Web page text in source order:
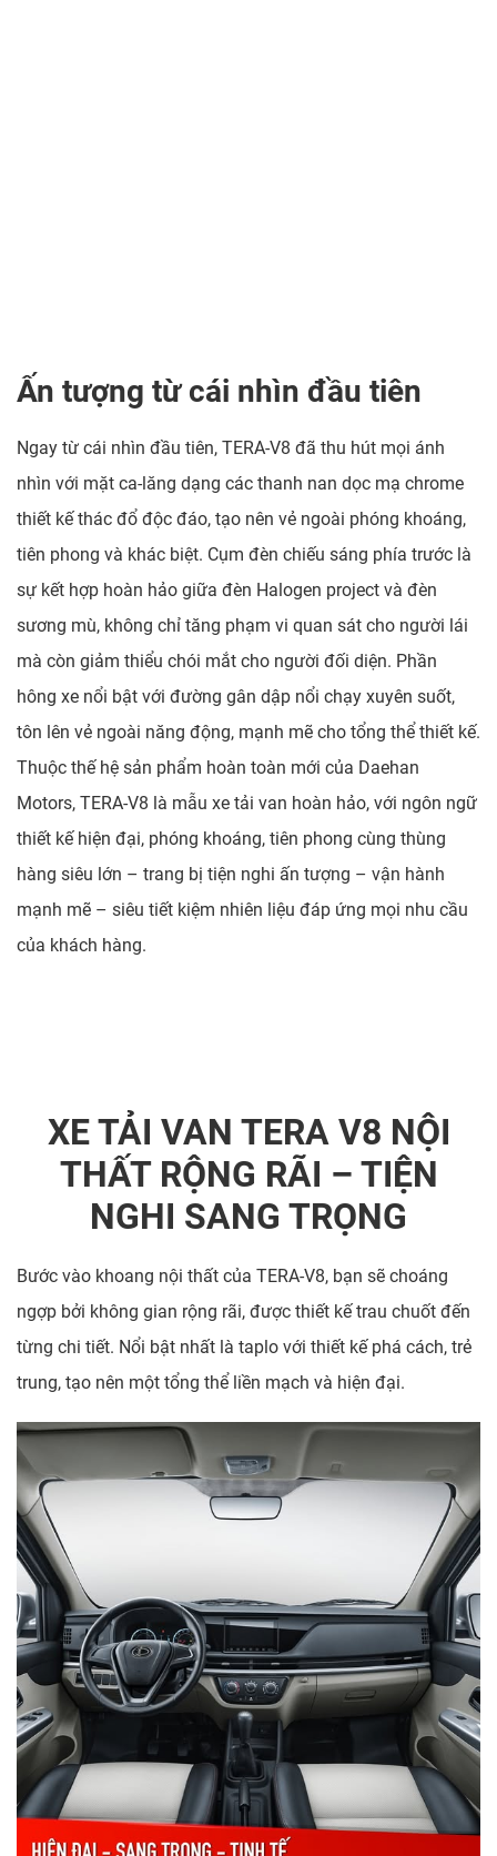
Ấn tượng từ cái nhìn đầu tiên
Ngay từ cái nhìn đầu tiên, TERA-V8 đã thu hút mọi ánh
nhìn với mặt ca-lăng dạng các thanh nan dọc mạ chrome
thiết kế thác đổ độc đáo, tạo nên vẻ ngoài phóng khoáng,
tiên phong và khác biệt. Cụm đèn chiếu sáng phía trước là
sự kết hợp hoàn hảo giữa đèn Halogen project và đèn
sương mù, không chỉ tăng phạm vi quan sát cho người lái
mà còn giảm thiểu chói mắt cho người đối diện. Phần
hông xe nổi bật với đường gân dập nổi chạy xuyên suốt,
tôn lên vẻ ngoài năng động, mạnh mẽ cho tổng thể thiết kế.
Thuộc thế hệ sản phẩm hoàn toàn mới của Daehan
Motors, TERA-V8 là mẫu xe tải van hoàn hảo, với ngôn ngữ
thiết kế hiện đại, phóng khoáng, tiên phong cùng thùng
hàng siêu lớn – trang bị tiện nghi ấn tượng – vận hành
mạnh mẽ – siêu tiết kiệm nhiên liệu đáp ứng mọi nhu cầu
của khách hàng.
XE TẢI VAN TERA V8 NỘI
THẤT RỘNG RÃI – TIỆN
NGHI SANG TRỌNG
Bước vào khoang nội thất của TERA-V8, bạn sẽ choáng
ngợp bởi không gian rộng rãi, được thiết kế trau chuốt đến
từng chi tiết. Nổi bật nhất là taplo với thiết kế phá cách, trẻ
trung, tạo nên một tổng thể liền mạch và hiện đại.